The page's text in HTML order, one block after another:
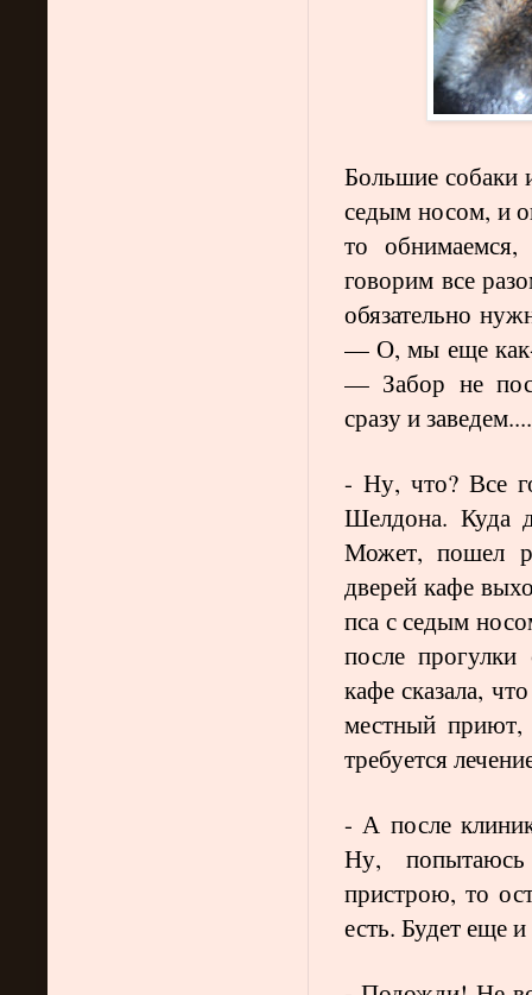
Большие собаки
седым носом, и
то
говорим все
обязательно
— О, мы еще
— Забор не
сразу и заведем....
- Ну, что? Все
Шелдона. Куда
Может, пошел
дверей кафе
пса с седым
после
кафе сказала,
местный приют,
требуется
- А после
Ну,
пристрою, то
есть. Будет еще